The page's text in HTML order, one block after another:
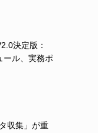
決定版：
ール、実務ポ
収集」が重